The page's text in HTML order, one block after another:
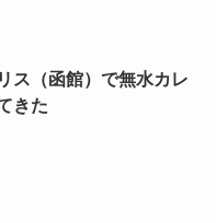
ス（函館）で無水カレ
きた